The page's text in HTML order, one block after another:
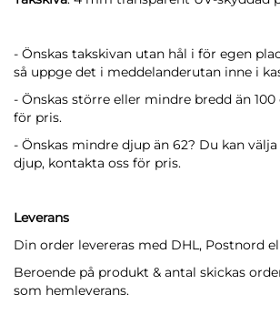
- Önskas takskivan utan hål i för egen
så uppge det i meddelanderutan inne i
- Önskas större eller mindre bredd än
för pris.
- Önskas mindre djup än 62? Du kan
djup, kontakta oss för pris.
Leverans
Din order levereras med DHL, Postnord
Beroende på produkt & antal skickas
som hemleverans.